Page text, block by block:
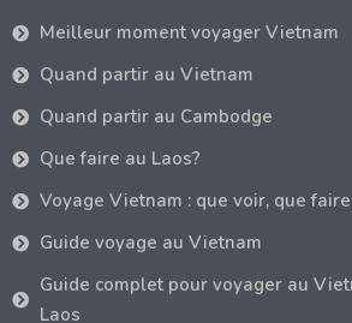
Meilleur moment voyager Vietnam
Quand partir au Vietnam
Quand partir au Cambodge
Que faire au Laos?
Voyage Vietnam : que voir, que
Guide voyage au Vietnam
Guide complet pour voyager au
Laos